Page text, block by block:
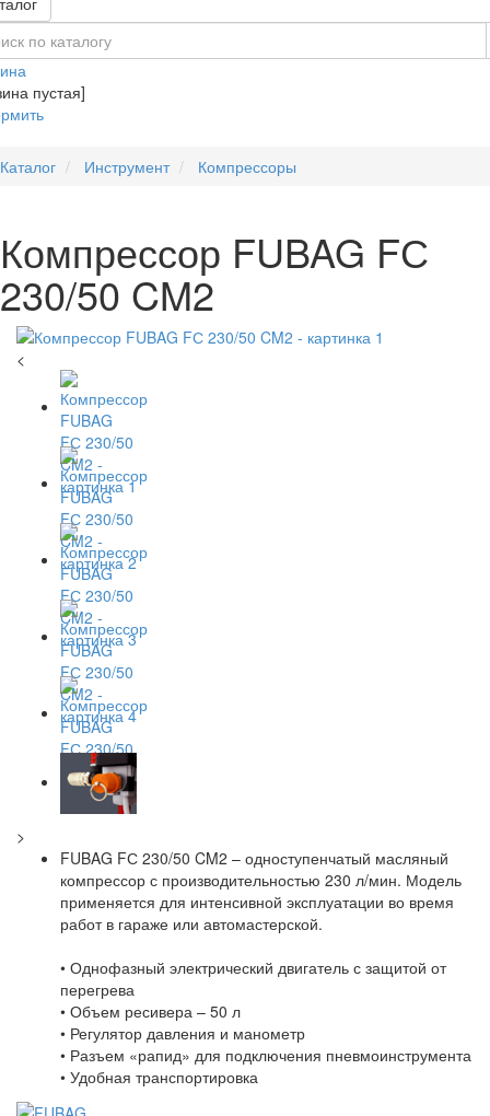
пустая]
Каталог Инструмент Компрессоры
Компрессор FUBAG FС
230/50 CM2
<
>
FUBAG FС 230/50 CM2 – одноступенчатый масляный
компрессор с производительностью 230 л/мин. Модель
применяется для интенсивной эксплуатации во время
работ в гараже или автомастерской.
• Однофазный электрический двигатель с защитой от
перегрева
• Объем ресивера – 50 л
• Регулятор давления и манометр
• Разъем «рапид» для подключения пневмоинструмента
• Удобная транспортировка